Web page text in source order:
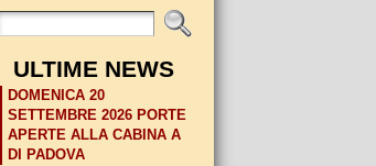
ULTIME NEWS
DOMENICA 20
SETTEMBRE 2026 PORTE
APERTE ALLA CABINA A
DI PADOVA